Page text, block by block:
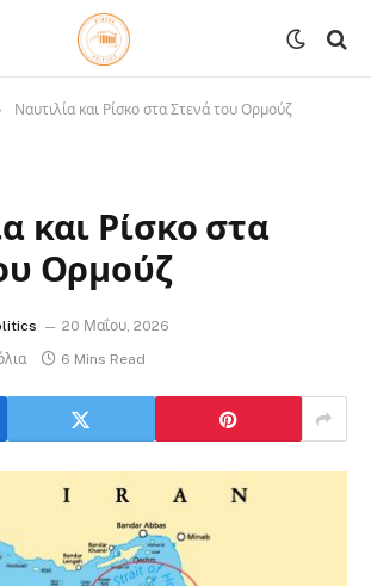
Ναυτιλία και Ρίσκο στα Στενά του Ορμούζ
και Ρίσκο στα
Ορμούζ
20 Μαΐου, 2026
6 Mins Read